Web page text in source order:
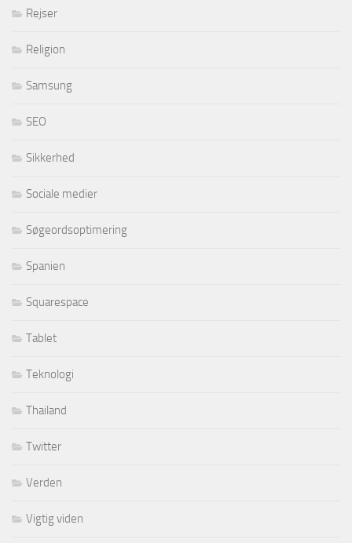
Rejser
Religion
Samsung
SEO
Sikkerhed
Sociale medier
Søgeordsoptimering
Spanien
Squarespace
Tablet
Teknologi
Thailand
Twitter
Verden
Vigtig viden